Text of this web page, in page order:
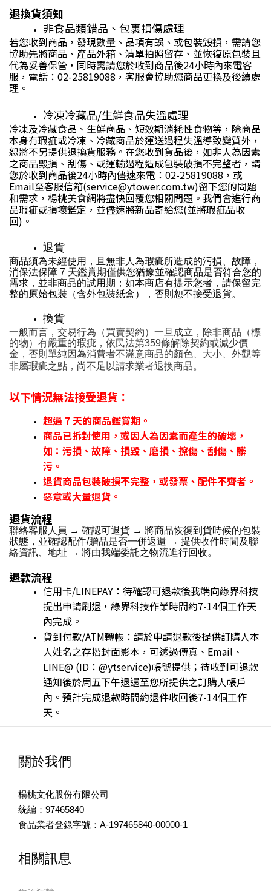
退換貨須知
非食品類錯品、包裹損傷處理
若您收到商品，發現數量、品項有誤、或包裝毀損，需請您
協助先將商品、產品外箱、清單拍照留存、並恢復原包裝且
代為妥善保管，同時需請您於收到商品後24小時內來電客
服，電話：02-25819088，客服會協助您商品更換及後續處
理。
冷凍冷藏品/生鮮食品失溫處理
冷凍及冷藏食品、生鮮商品、短效期消耗性食物等，除商品
本身有瑕疵或冷凍、冷藏商品於運送過程失溫導致變質外，
恕將不另提供退換貨服務。在您收到貨品後，如非人為因素
之商品毀損、刮傷、或運輸過程造成包裝破損不完整者，請
您於收到商品後24小時內儘速來電：02-25819088，或
Email至客服信箱(service@ytower.com.tw)留下您的問題
和需求，楊桃美食網將盡快回覆您相關問題。我們會進行商
品瑕疵或損壞鑑定，並儘速將新品寄給您(並將瑕疵品收
回)。
退貨
商品須為未經使用，且無非人為瑕疵所造成的污損、故障，
消保法保障 7 天鑑賞期僅供您猶豫並確認商品是否符合您的
需求，並非商品的試用期；如本商店有提示您者，請保留完
整的原始包裝（含外包裝紙盒），否則恕不接受退貨。
換貨
一般而言，交易行為（買賣契約）一旦成立，除非商品（標
的物）有嚴重的瑕疵，依民法第359條解除契約或減少價
金，否則單純因為消費者不滿意商品的顏色、大小、外觀等
非屬瑕疵之點，尚不足以請求業者退換商品。
以下情況無法接受退貨：
超過 7 天的商品鑑賞期。
商品已拆封使用，或因人為因素而產生的破壞，
如：污損、故障、損毀、磨損、擦傷、刮傷、髒
污。
退貨商品包裝破損不完整，或發票、配件不齊者。
惡意或大量退貨。
退貨流程
聯絡客服人員 → 確認可退貨 → 將商品恢復到貨時候的包裝
狀態，並確認配件/贈品是否一併返還 → 提供收件時間及聯
絡資訊、地址 → 將由我端委託之物流進行回收。
退款流程
信用卡/LINEPAY：待確認可退款後我端向綠界科技
提出申請刷退，綠界科技作業時間約7-14個工作天
內完成。
貨到付款/ATM轉帳：請於申請退款後提供訂購人本
人姓名之存摺封面影本，可透過傳真、Email、
LINE@ (ID：@ytservice)帳號提供；待收到可退款
通知後於周五下午退還至您所提供之訂購人帳戶
內。預計完成退款時間約退件收回後7-14個工作
天。
關於我們
楊桃文化股份有限公司
統編：97465840
食品業者登錄字號：A-197465840-00000-1
相關訊息